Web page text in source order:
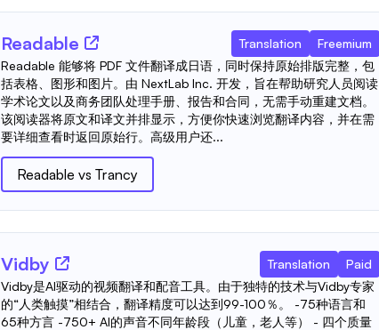
Readable Translation
Freemium
Readable 能够将 PDF 文件翻译成日语，同时保持原始排版完整，包
括表格、图形和图片。由 NextLab Inc. 开发，旨在帮助研究人员阅读
学术论文以及商务团队处理手册、报告和合同，无需手动重建文档。
该阅读器将原文和译文并排显示，方便你快速浏览翻译内容，并在需
要详细查看时返回原始行。高级用户还...
Readable vs Trancy
Vidby Translation
Paid
Vidby是AI驱动的视频翻译和配音工具。由于独特的技术与Vidby专家
的“人类触摸”相结合，翻译精度可以达到99-100％。 -75种语言和
65种方言 -750+ AI的声音不同年龄段（儿童，老人等） - 四个质量